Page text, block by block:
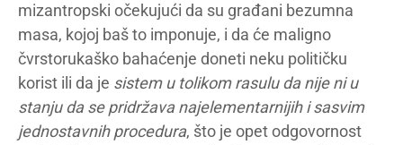
mizantropski očekujući da su građani bezumna
masa, kojoj baš to imponuje, i da će maligno
čvrstorukaško bahaćenje doneti neku političku
korist ili da je sistem u tolikom rasulu da nije ni u
stanju da se pridržava najelementarnijih i sasvim
jednostavnih procedura, što je opet odgovornost